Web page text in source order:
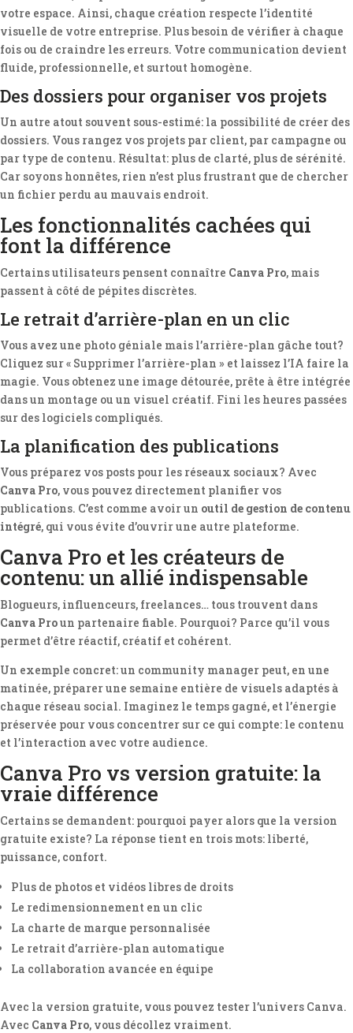
votre espace. Ainsi, chaque création respecte l’identité
visuelle de votre entreprise. Plus besoin de vérifier à chaque
fois ou de craindre les erreurs. Votre communication devient
fluide, professionnelle, et surtout homogène.
Des dossiers pour organiser vos projets
Un autre atout souvent sous-estimé: la possibilité de créer des
dossiers. Vous rangez vos projets par client, par campagne ou
par type de contenu. Résultat: plus de clarté, plus de sérénité.
Car soyons honnêtes, rien n’est plus frustrant que de chercher
un fichier perdu au mauvais endroit.
Les fonctionnalités cachées qui
font la différence
Certains utilisateurs pensent connaître Canva Pro, mais
passent à côté de pépites discrètes.
Le retrait d’arrière-plan en un clic
Vous avez une photo géniale mais l’arrière-plan gâche tout?
Cliquez sur « Supprimer l’arrière-plan » et laissez l’IA faire la
magie. Vous obtenez une image détourée, prête à être intégrée
dans un montage ou un visuel créatif. Fini les heures passées
sur des logiciels compliqués.
La planification des publications
Vous préparez vos posts pour les réseaux sociaux? Avec
Canva Pro, vous pouvez directement planifier vos
publications. C’est comme avoir un outil de gestion de contenu
intégré, qui vous évite d’ouvrir une autre plateforme.
Canva Pro et les créateurs de
contenu: un allié indispensable
Blogueurs, influenceurs, freelances… tous trouvent dans
Canva Proun partenaire fiable. Pourquoi? Parce qu’il vous
permet d’être réactif, créatif et cohérent.
Un exemple concret: un community manager peut, en une
matinée, préparer une semaine entière de visuels adaptés à
chaque réseau social. Imaginez le temps gagné, et l’énergie
préservée pour vous concentrer sur ce qui compte: le contenu
et l’interaction avec votre audience.
Canva Pro vs version gratuite: la
vraie différence
Certains se demandent: pourquoi payer alors que la version
gratuite existe? La réponse tient en trois mots: liberté,
puissance, confort.
Plus de photos et vidéos libres de droits
Le redimensionnement en un clic
La charte de marque personnalisée
Le retrait d’arrière-plan automatique
La collaboration avancée en équipe
Avec la version gratuite, vous pouvez tester l’univers Canva.
Avec Canva Pro, vous décollez vraiment.